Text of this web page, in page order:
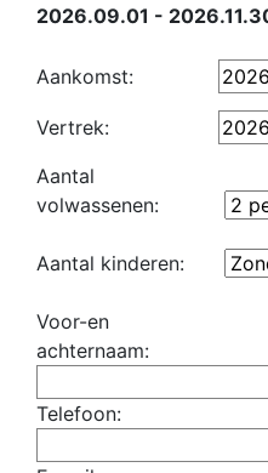
2026.09.01 -
Aankomst:
Vertrek:
Aantal
volwassenen:
Aantal kinderen:
Voor-en
achternaam:
Telefoon: